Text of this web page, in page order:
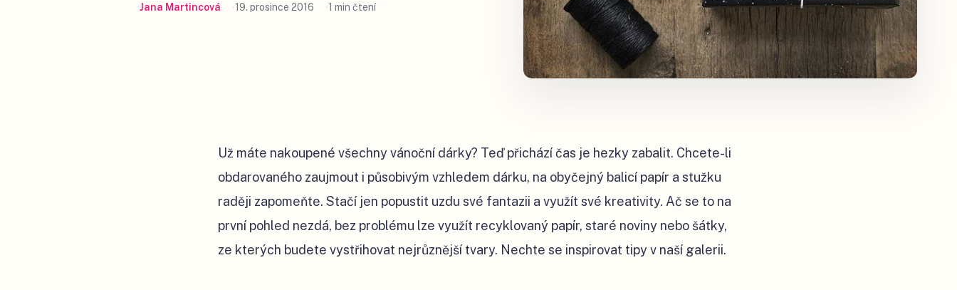
Jana Martincová 19. prosince 2016 1 min čtení
Už máte nakoupené všechny vánoční dárky? Teď přichází čas je hezky zabalit. Chcete-li
obdarovaného zaujmout i působivým vzhledem dárku, na obyčejný balicí papír a stužku
raději zapomeňte. Stačí jen popustit uzdu své fantazii a využít své kreativity. Ač se to na
první pohled nezdá, bez problému lze využít recyklovaný papír, staré noviny nebo šátky,
ze kterých budete vystřihovat nejrůznější tvary. Nechte se inspirovat tipy v naší galerii.